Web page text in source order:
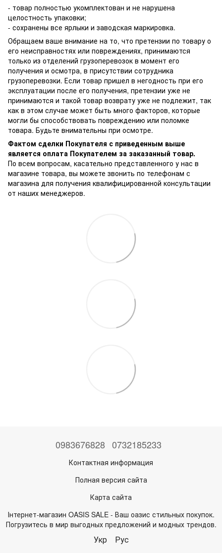
- товар полностью укомплектован и не нарушена
целостность упаковки;
- сохранены все ярлыки и заводская маркировка.
Обращаем ваше внимание на то, что претензии по товару о
его неисправностях или повреждениях, принимаются
только из отделений грузоперевозок в момент его
получения и осмотра, в присутствии сотрудника
грузоперевозки. Если товар пришел в негодность при его
эксплуатации после его получения, претензии уже не
принимаются и такой товар возврату уже не подлежит, так
как в этом случае может быть много факторов, которые
могли бы способствовать повреждению или поломке
товара. Будьте внимательны при осмотре.
Фактом сделки Покупателя с приведенным выше
является оплата Покупателем за заказанный товар.
По всем вопросам, касательно представленного у нас в
магазине товара, вы можете звонить по телефонам с
магазина для получения квалифицированной консультации
от наших менеджеров.
0983676828 0732185233
Контактная информация
Полная версия сайта
Карта сайта
Інтернет-магазин OASIS SALE - Ваш оазис стильных покупок.
Погрузитесь в мир выгодных предложений и модных трендов.
Укр Рус